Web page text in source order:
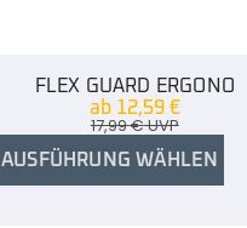
FLEX GUARD ERGONO
ab 12,59 €
17,99€UVP
AUSFÜHRUNG WÄHLEN